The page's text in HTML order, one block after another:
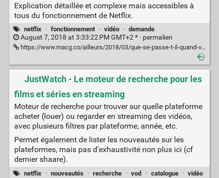
Explication détaillée et complexe mais accessibles à
tous du fonctionnement de Netflix.
netflix · fonctionnement · vidéo · demande
August 7, 2018 at 3:33:22 PM GMT+2 * · permalien
https://www.macg.co/ailleurs/2018/03/que-se-passe-t-il-quand-vous-appuyez-sur-lecture-dans-netflix-101639
JustWatch - Le moteur de recherche pour les
films et séries en streaming
Moteur de recherche pour trouver sur quelle plateforme
acheter (louer) ou regarder en streaming des vidéos,
avec plusieurs filtres par plateforme, année, etc.
Permet également de lister les nouveautés sur les
plateformes, mais pas d'exhaustivité non plus ici (cf
dernier shaare).
netflix · nouveautés · recherche · vod · catalogue · vidéo